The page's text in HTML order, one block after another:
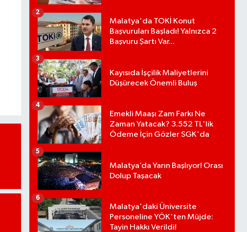
Malatya'da TOKİ Konut
Başvuruları Başladı! Yalnızca 2
Başvuru Şartı Var...
2
Kayısıda İşçilik Maliyetlerini
Düşürecek Önemli Buluş
3
Emekli Maaşı Zam Farkı Ne
Zaman Yatacak? 3.552 TL'lik
Ödeme İçin Gözler SGK'da
4
Malatya’da Yarın Başlıyor! Orası
Dolup Taşacak
5
Malatya'daki Üniversite
Personeline YÖK'ten Müjde:
Tayin Hakkı Verildi!
6